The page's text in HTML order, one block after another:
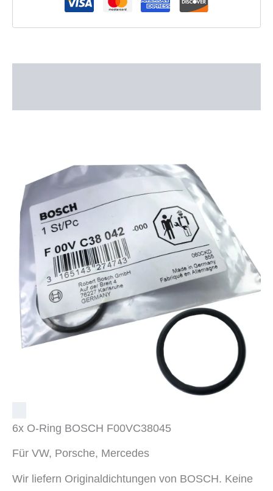
00V
6x O-Ring BOSCH F00VC38045
Für VW, Porsche, Mercedes
Wir liefern Originaldichtungen von BOSCH. Keine